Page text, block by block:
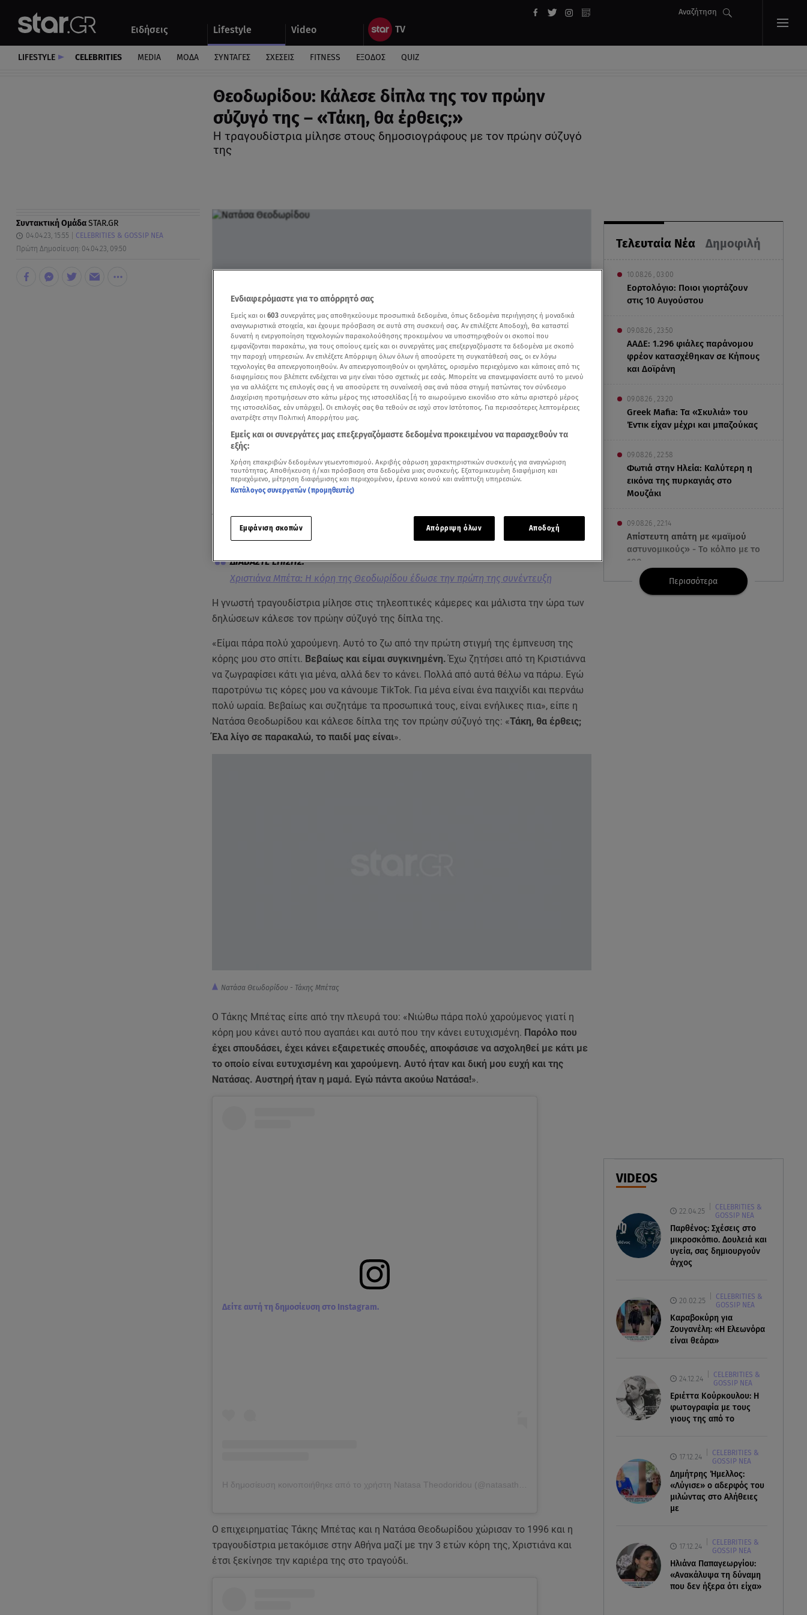
Ειδήσεις Lifestyle Video
Αναζήτηση
Αυτοκίνητο
LIFESTYLE CELEBRITIES MEDIA ΜΟΔΑ ΣΥΝΤΑΓΕΣ ΣΧΕΣΕΙΣ FITNESS ΕΞΟΔΟΣ QUIZ
Θεοδωρίδου: Κάλεσε δίπλα της τον πρώην
σύζυγό της – «Τάκη, θα έρθεις;»
Η τραγουδίστρια μίλησε στους δημοσιογράφους με τον πρώην σύζυγό
της
Τελευταία Νέα Δημοφιλή
10.08.26 , 03:00
Εορτολόγιο: Ποιοι γιορτάζουν
στις 10 Αυγούστου
09.08.26 , 23:50
ΑΑΔΕ: 1.296 φιάλες παράνομου
φρέον κατασχέθηκαν σε Κήπους
και Δοϊράνη
09.08.26 , 23:20
Greek Mafia: Τα «Σκυλιά» του
Έντικ είχαν μέχρι και μπαζούκας
09.08.26 , 22:58
Φωτιά στην Ηλεία: Καλύτερη η
εικόνα της πυρκαγιάς στο
Μουζάκι
09.08.26 , 22:14
Απίστευτη απάτη με «μαϊμού
αστυνομικούς» - Το κόλπο με το
100
09.08.26 , 21:24
Χρηστίδου για Κοντοβά:
«Ελπίζω και στην επόμενη ζωή
να είμαστε κολλητές»
Περισσότερα
VIDEOS
22.04.25
CELEBRITIES &
GOSSIP ΝΕΑ
Παρθένος: Σχέσεις στο
μικροσκόπιο. Δουλειά και
υγεία, σας δημιουργούν
άγχος
20.02.25
CELEBRITIES &
GOSSIP ΝΕΑ
Καραβοκύρη για
Ζουγανέλη: «Η Ελεωνόρα
είναι θεάρα»
24.12.24
CELEBRITIES &
GOSSIP ΝΕΑ
Εριέττα Κούρκουλου: Η
φωτογραφία με τους
γιους της από το
17.12.24
CELEBRITIES &
GOSSIP ΝΕΑ
Δημήτρης Ήμελλος:
«Λύγισε» ο αδερφός του
μιλώντας στο Αλήθειες
με
17.12.24
CELEBRITIES &
GOSSIP ΝΕΑ
Ηλιάνα Παπαγεωργίου:
«Ανακάλυψα τη δύναμη
που δεν ήξερα ότι είχα»
Συντακτική ΟμάδαSTAR.GR
04.04.23, 15:55
CELEBRITIES & GOSSIP ΝΕΑ
Πρώτη Δημοσίευση: 04.04.23, 09:50
Δείτε περισσότερα άρθρα μας στα αποτελέσματα αναζήτησης
Add star.gr on Google
της κόρης τηςΧριστιάνας Μπέτα
. Εκεί ήταν και ο πατέρας της κόρης της, Τάκης
Μπέτας.
Χριστιάνα Μπέτα: Η κόρη της Θεοδωρίδου έδωσε την πρώτη της συνέντευξη
Η γνωστή τραγουδίστρια μίλησε στις τηλεοπτικές κάμερες και μάλιστα την ώρα των
δηλώσεων κάλεσε τον πρώην σύζυγό της δίπλα της.
«Είμαι πάρα πολύ χαρούμενη. Αυτό το ζω από την πρώτη στιγμή της έμπνευση της
κόρης μου στο σπίτι. Βεβαίως και είμαι συγκινημένη.Έχω ζητήσει από τη Κριστιάννα
να ζωγραφίσει κάτι για μένα, αλλά δεν το κάνει. Πολλά από αυτά θέλω να πάρω. Εγώ
παροτρύνω τις κόρες μου να κάνουμε TikTok. Για μένα είναι ένα παιχνίδι και περνάω
πολύ ωραία. Βεβαίως και συζητάμε τα προσωπικά τους, είναι ενήλικες πια», είπε η
Νατάσα Θεοδωρίδου και κάλεσε δίπλα της τον πρώην σύζυγό της: «Τάκη, θα έρθεις;
Έλα λίγο σε παρακαλώ, το παιδί μας είναι».
Νατάσα Θεωδορίδου - Τάκης Μπέτας
Ο Τάκης Μπέτας είπε από την πλευρά του: «Νιώθω πάρα πολύ χαρούμενος γιατί η
κόρη μου κάνει αυτό που αγαπάει και αυτό που την κάνει ευτυχισμένη. Παρόλο που
έχει σπουδάσει, έχει κάνει εξαιρετικές σπουδές, αποφάσισε να ασχοληθεί με κάτι με
το οποίο είναι ευτυχισμένη και χαρούμενη. Αυτό ήταν και δική μου ευχή και της
Νατάσας. Αυστηρή ήταν η μαμά. Εγώ πάντα ακούω Νατάσα!».
Δείτε αυτή τη δημοσίευση στο Instagram.
Ο επιχειρηματίας Τάκης Μπέτας και η Νατάσα Θεοδωρίδου χώρισαν το 1996 και η
τραγουδίστρια μετακόμισε στην Αθήνα μαζί με την 3 ετών κόρη της, Χριστιάνα και
έτσι ξεκίνησε την καριέρα της στο τραγούδι.
Ενδιαφερόμαστε για το απόρρητό σας
Εμείς και οι 603 συνεργάτες μας αποθηκεύουμε προσωπικά δεδομένα, όπως δεδομένα περιήγησης ή μοναδικά
αναγνωριστικά στοιχεία, και έχουμε πρόσβαση σε αυτά στη συσκευή σας. Αν επιλέξετε Αποδοχή, θα καταστεί
δυνατή η ενεργοποίηση τεχνολογιών παρακολούθησης προκειμένου να υποστηριχθούν οι σκοποί που
εμφανίζονται παρακάτω, για τους οποίους εμείς και οι συνεργάτες μας επεξεργαζόμαστε τα δεδομένα με σκοπό
την παροχή υπηρεσιών. Αν επιλέξετε Απόρριψη όλων όλων ή αποσύρετε τη συγκατάθεσή σας, οι εν λόγω
τεχνολογίες θα απενεργοποιηθούν. Αν απενεργοποιηθούν οι ιχνηλάτες, ορισμένο περιεχόμενο και κάποιες από τις
διαφημίσεις που βλέπετε ενδέχεται να μην είναι τόσο σχετικές με εσάς. Μπορείτε να επανεμφανίσετε αυτό το μενού
για να αλλάξετε τις επιλογές σας ή να αποσύρετε τη συναίνεσή σας ανά πάσα στιγμή πατώντας τον σύνδεσμο
Διαχείριση προτιμήσεων στο κάτω μέρος της ιστοσελίδας [ή το αιωρούμενο εικονίδιο στο κάτω αριστερό μέρος
της ιστοσελίδας, εάν υπάρχει]. Οι επιλογές σας θα τεθούν σε ισχύ στον Ιστότοπος. Για περισσότερες λεπτομέρειες
ανατρέξτε στην Πολιτική Απορρήτου μας.
Εμείς και οι συνεργάτες μας επεξεργαζόμαστε δεδομένα προκειμένου να παρασχεθούν τα
εξής:
Χρήση επακριβών δεδομένων γεωεντοπισμού. Ακριβής σάρωση χαρακτηριστικών συσκευής για αναγνώριση
ταυτότητας. Αποθήκευση ή/και πρόσβαση στα δεδομένα μιας συσκευής. Εξατομικευμένη διαφήμιση και
περιεχόμενο, μέτρηση διαφήμισης και περιεχομένου, έρευνα κοινού και ανάπτυξη υπηρεσιών.
Κατάλογος συνεργατών (προμηθευτές)
Εμφάνιση σκοπών Απόρριψη όλων Αποδοχή